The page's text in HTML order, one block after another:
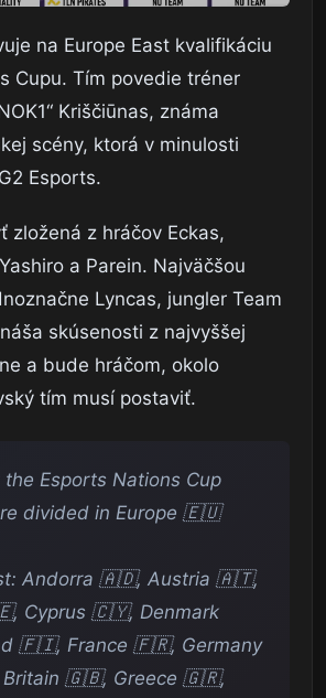
na Europe East kvalifikáciu
Cupu. Tím povedie tréner
Kriščiūnas, známa
scény, ktorá v minulosti
Esports.
zložená z hráčov Eckas,
a Parein. Najväčšou
Lyncas, jungler Team
skúsenosti z najvyššej
a bude hráčom, okolo
tím musí postaviť.
Esports Nations Cup
divided in Europe 🇪🇺
Andorra 🇦🇩, Austria 🇦🇹,
Cyprus 🇨🇾, Denmark
🇫🇮, France 🇫🇷, Germany
🇬🇧, Greece 🇬🇷,